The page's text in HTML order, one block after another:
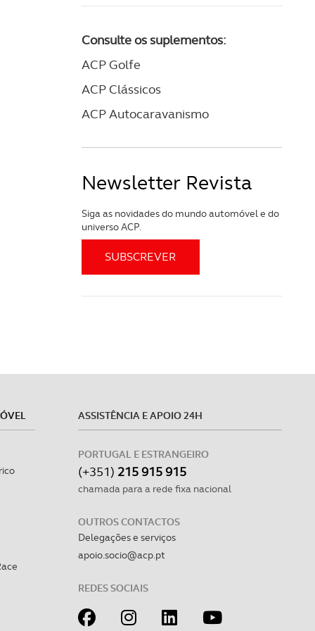
Consulte os suplementos:
ACP Golfe
ACP Clássicos
ACP Autocaravanismo
Newsletter Revista
Siga as novidades do mundo automóvel e do
universo ACP.
ASSISTÊNCIA E APOIO 24H
PORTUGAL E ESTRANGEIRO
(+351) 215 915 915
chamada para a rede fixa nacional
OUTROS CONTACTOS
Delegações e serviços
apoio.socio@acp.pt
REDES SOCIAIS